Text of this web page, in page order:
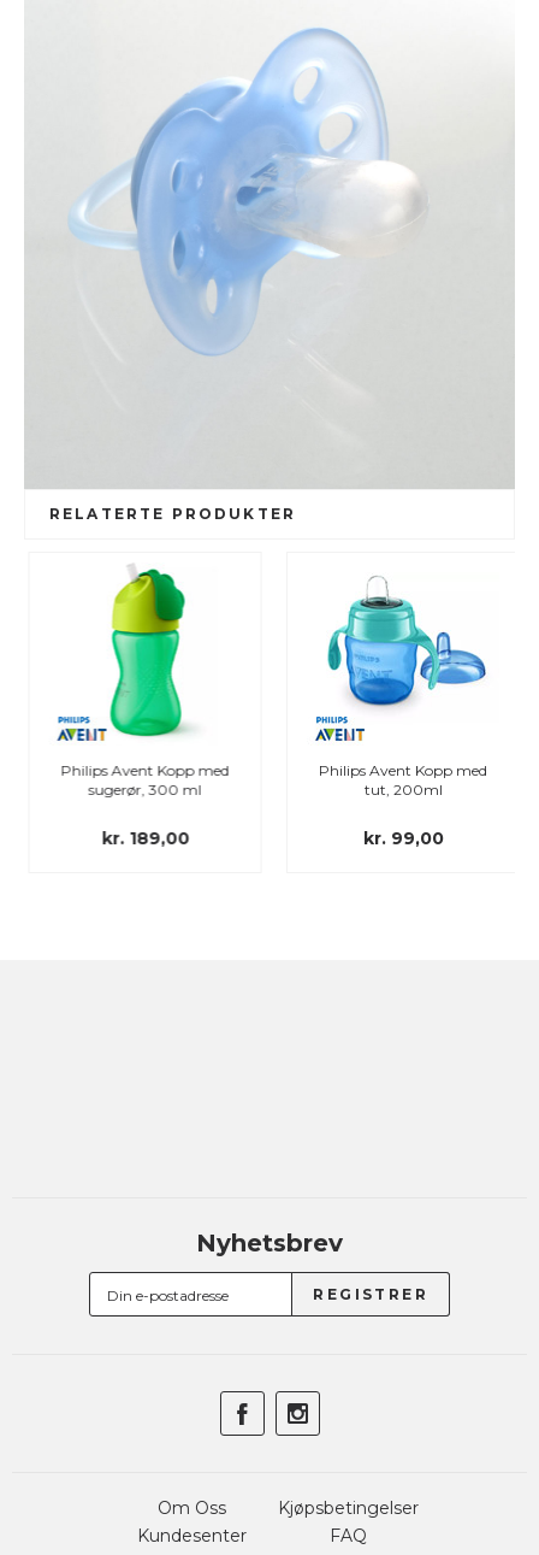
RELATERTE PRODUKTER
Philips Avent Kopp med
sugerør, 300 ml
kr. 189,00
Philips Avent Kopp med
tut, 200ml
kr. 99,00
Nyhetsbrev
Om Oss
Kundesenter
Kjøpsbetingelser
FAQ